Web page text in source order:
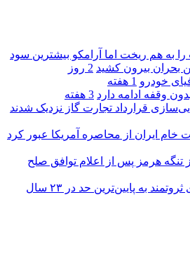
را به هم ریخت اما آرامکو بیشترین سود
بحران بیرون کشید 2 روز
خودرو 1 هفته
وقفه ادامه دارد 3 هفته
قرارداد تجارت گاز نزدیک شدند
تنگه هرمز پس از اعلام توافق صلح
ذخایر نفت کشورهای ثروتمند به پایین‌ترین حد در ۲۳ سال